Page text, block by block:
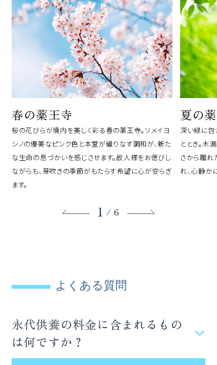
春の薬王寺
桜の花びらが境内を美しく彩る春の薬王寺。ソメイヨ
シノの優美なピンク色と本堂が織りなす調和が、新た
な生命の息づかいを感じさせます。故人様をお偲びし
ながらも、芽吹きの季節がもたらす希望に心が安らぎ
ます。
夏の
深い緑に包
ととき。木
さから離れ
れ、心静か
1 / 6
よくある質問
永代供養の料金に含まれるもの
は何ですか？
表示料金には、永代供養料、納骨料、初回法要